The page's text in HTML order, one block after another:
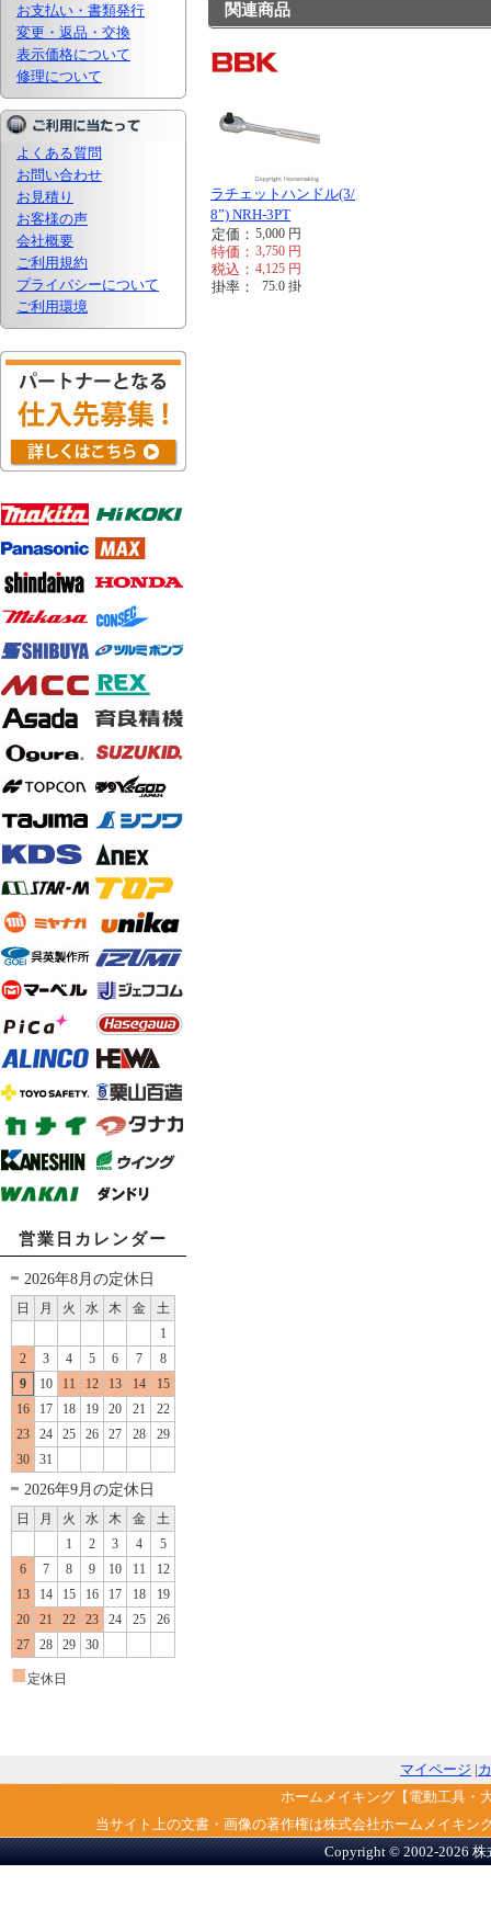
お支払い・書類発行
変更・返品・交換
表示価格について
修理について
よくある質問
お問い合わせ
お見積り
お客様の声
会社概要
ご利用規約
プライバシーについて
ご利用環境
営業日カレンダー
2026年8月の定休日
日 月 火 水 木 金
土
1
2
3 4 5 6 7
8
9
10 11 12 13 14
15
16
17 18 19 20 21
22
23
24 25 26 27 28
29
30
31
2026年9月の定休日
日 月 火 水 木 金
土
1
2 3 4
5
6
7 8 9 10 11
12
13
14 15 16 17 18
19
20
21 22 23 24 25
26
27
28 29 30
■ 定休日
関連商品
ラチェットハンドル(3/
8”) NRH-3PT
定価： 5,000 円
特価： 3,750 円
税込： 4,125 円
掛率： 75.0 掛
マイページ |
ホームメイキング【電動工具・
当サイト上の文書・画像の著作権は株式会社ホームメイキ
Copyright © 2002-2026